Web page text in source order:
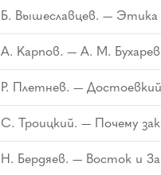
Б. Вышеславцев. — Этика
А. Карпов. — А. М.
Р. Плетнев. — Достоевкий
С. Троицкий. — Почему
Н. Бердяев. — Восток и